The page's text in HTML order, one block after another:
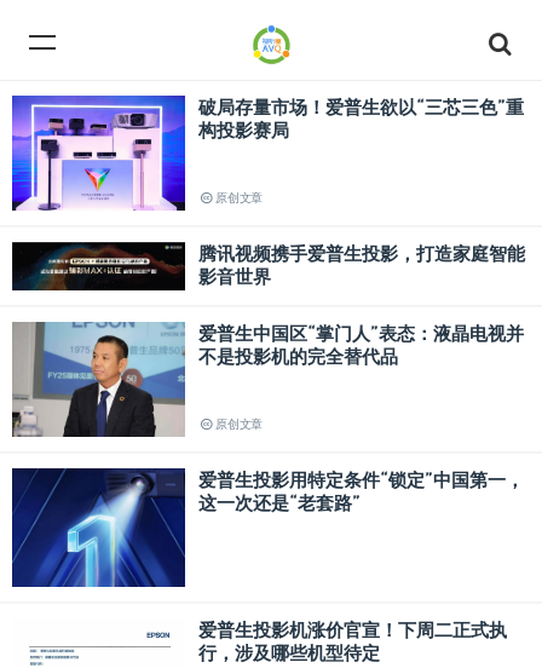
破局存量市场！爱普生欲以“三芯三色”重
构投影赛局
原创文章
腾讯视频携手爱普生投影，打造家庭智能
影音世界
爱普生中国区“掌门人”表态：液晶电视并
不是投影机的完全替代品
原创文章
爱普生投影用特定条件“锁定”中国第一，
这一次还是“老套路”
爱普生投影机涨价官宣！下周二正式执
行，涉及哪些机型待定